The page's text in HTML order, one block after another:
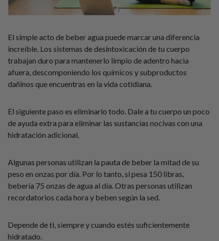
El simple acto de beber agua puede marcar una diferencia
increíble. Los sistemas de desintoxicación de tu cuerpo
trabajan duro para mantenerlo limpio de adentro hacia
afuera, descomponiendo los químicos y subproductos
dañinos que encuentras en la vida cotidiana.
El siguiente paso es eliminarlo todo. Dale a tu cuerpo un poco
de ayuda extra para eliminar las sustancias nocivas con una
hidratación adicional.
Algunas personas utilizan la pauta de beber la mitad de su
peso en onzas por día. Por lo tanto, si pesa 150 libras,
bebería 75 onzas de agua al día. Otras personas utilizan
recordatorios cada hora y beben según la sed.
Depende de ti, siempre y cuando estés suficientemente
hidratado.